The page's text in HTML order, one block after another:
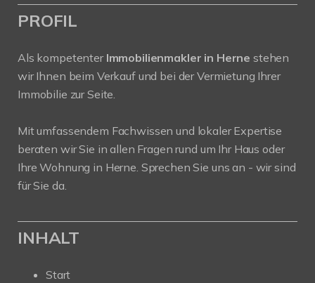
PROFIL
Als kompetenter Immobilienmakler in Herne stehen
wir Ihnen beim Verkauf und bei der Vermietung Ihrer
Immobilie zur Seite.
Mit umfassendem Fachwissen und lokaler Expertise
beraten wir Sie in allen Fragen rund um Ihr Haus oder
Ihre Wohnung in Herne. Sprechen Sie uns an - wir sind
für Sie da.
INHALT
Start